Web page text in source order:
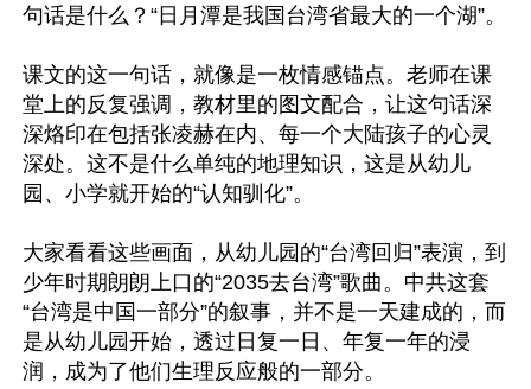
句话是什么？“日月潭是我国台湾省最大的一个湖”。
课文的这一句话，就像是一枚情感锚点。老师在课
堂上的反复强调，教材里的图文配合，让这句话深
深烙印在包括张凌赫在内、每一个大陆孩子的心灵
深处。这不是什么单纯的地理知识，这是从幼儿
园、小学就开始的“认知驯化”。
大家看看这些画面，从幼儿园的“台湾回归”表演，到
少年时期朗朗上口的“2035去台湾”歌曲。中共这套
“台湾是中国一部分”的叙事，并不是一天建成的，而
是从幼儿园开始，透过日复一日、年复一年的浸
润，成为了他们生理反应般的一部分。